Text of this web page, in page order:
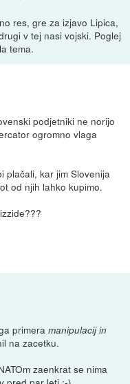
res, gre za izjavo Lipica,
v tej nasi vojski. Poglej
tema.
podjetniki ne norijo
ogromno vlaga
plačali, kar jim Slovenija
od njih lahko kupimo.
primeramanipulacij in
na zacetku.
zaenkrat se nima